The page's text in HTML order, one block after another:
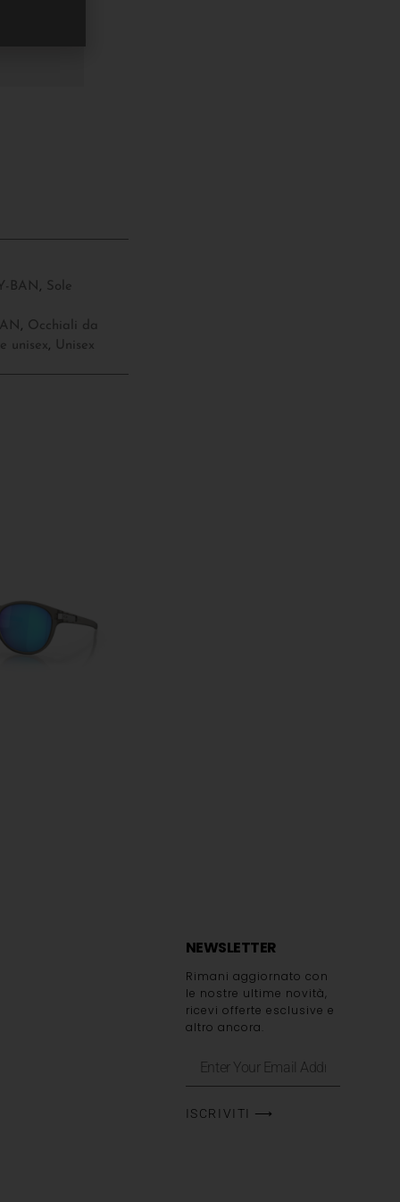
BAN , Sole
, Occhiali da
unisex, Unisex
NEWSLETTER
Rimani aggiornato con
le nostre ultime novità,
ricevi offerte esclusive e
altro ancora.
ISCRIVITI ⟶